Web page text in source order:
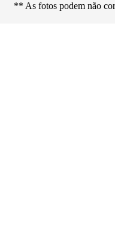
** As fotos podem não